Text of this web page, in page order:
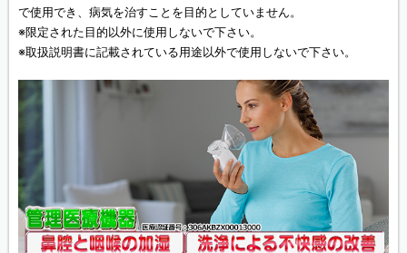
で使用でき、病気を治すことを目的としていません。
※限定された目的以外に使用しないで下さい。
※取扱説明書に記載されている用途以外で使用しないで下さい。